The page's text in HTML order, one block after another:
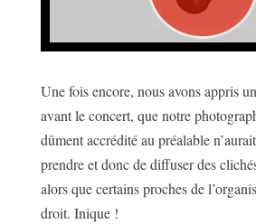
Une fois encore, nous avons appris
avant le concert, que notre
dûment accrédité au préalable
prendre et donc de diffuser des
alors que certains proches de
droit. Inique !